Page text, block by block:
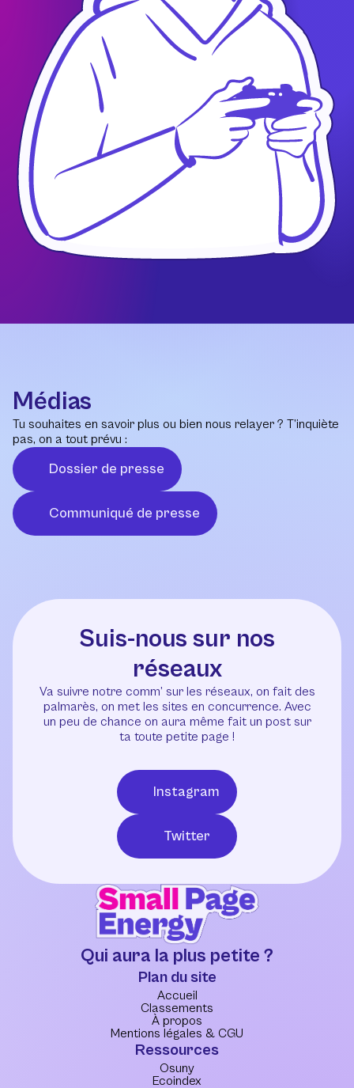
Médias
Tu souhaites en savoir plus ou bien nous relayer ? T’inquiète
pas, on a tout prévu :
Dossier de presse
Communiqué de presse
Suis-nous sur nos
réseaux
Va suivre notre comm’ sur les réseaux, on fait des
palmarès, on met les sites en concurrence. Avec
un peu de chance on aura même fait un post sur
ta toute petite page !
Instagram
Twitter
Qui aura la plus petite ?
Plan du site
Accueil
Classements
À propos
Mentions légales & CGU
Ressources
Osuny
Ecoindex